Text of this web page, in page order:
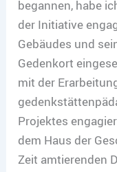
begannen, habe
der Initiative
Gebäudes und
Gedenkort
mit der
Projektes
dem Haus der
Zeit amtierenden